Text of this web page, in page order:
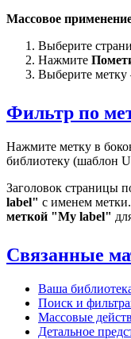
Массовое
Выберите
Нажмите
Выберите
Фильтр по
Нажмите метку в
библиотеку (шаблон
Заголовок страницы
label" с именем
меткой "My label"
Связанные
Ваша
Поиск и
Массовые
Детальное